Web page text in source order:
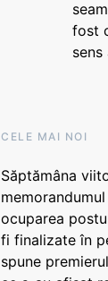
fost
sens
CELE MAI NOI
Săptămâna
ocuparea
fi finalizate în
spune